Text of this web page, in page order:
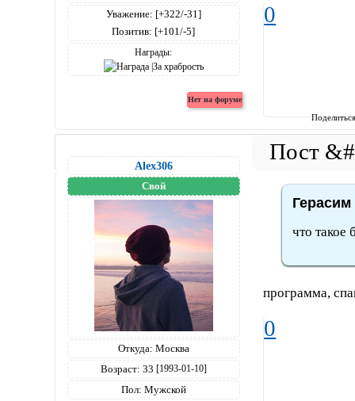
Уважение: [+322/-31]
Позитив: [+101/-5]
Награды:
0
Alex306
Свой
Откуда: Москва
Возраст: 33 [1993-01-10]
Пол: Мужской
что такое
программа,
0